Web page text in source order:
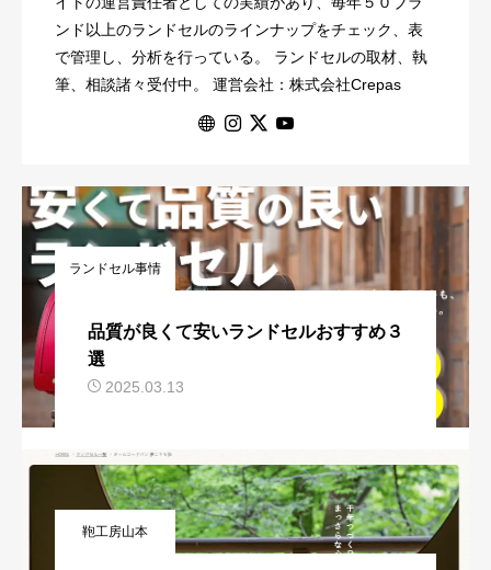
ンド以上のランドセルのラインナップをチェック、表
で管理し、分析を行っている。 ランドセルの取材、執
筆、相談諸々受付中。 運営会社：株式会社Crepas
ランドセル事情
品質が良くて安いランドセルおすすめ３
選
2025.03.13
鞄工房山本